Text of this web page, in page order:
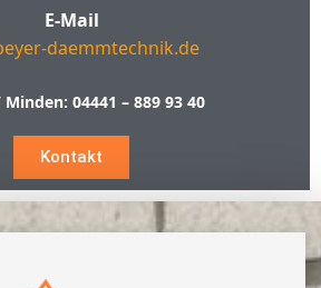
E-Mail
daemmtechnik.de
Minden: 04441 – 889 93 40
Kontakt